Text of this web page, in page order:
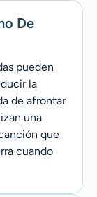
De
pueden
la
de afrontar
una
que
cuando